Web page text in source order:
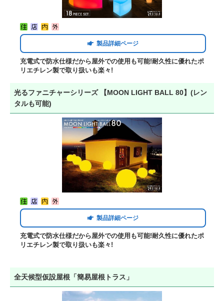
製品詳細ページ
充電式で防水仕様だから屋外での使用も可能!耐久性に優れたポ
リエチレン製で取り扱いも楽々!
光るファニチャーシリーズ 【MOON LIGHT BALL 80】(レン
タルも可能)
製品詳細ページ
充電式で防水仕様だから屋外での使用も可能!耐久性に優れたポ
リエチレン製で取り扱いも楽々!
全天候型仮設屋根「簡易屋根トラス」